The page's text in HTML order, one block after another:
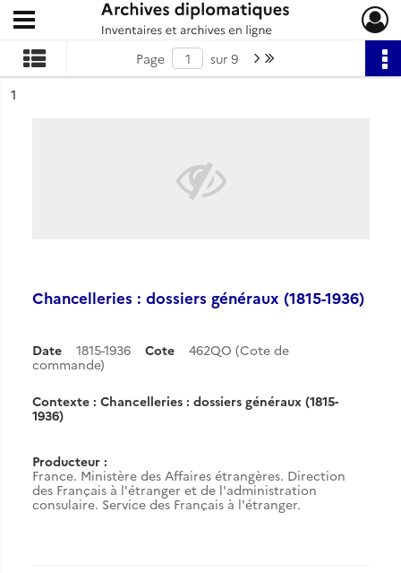
Archives diplomatiques
Ouvrir le menu déroulant
Page sur 9 Page suivante : 1/9
n°
1
Chancelleries : dossiers généraux (1815-1936)
Date 1815-1936 Cote
462QO (Cote de
commande)
Contexte : Chancelleries : dossiers généraux (1815-
1936)
Producteur :
France. Ministère des Affaires étrangères. Direction
des Français à l'étranger et de l'administration
consulaire. Service des Français à l'étranger.